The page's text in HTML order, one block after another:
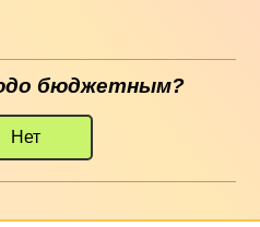
бюджетным?
Нет